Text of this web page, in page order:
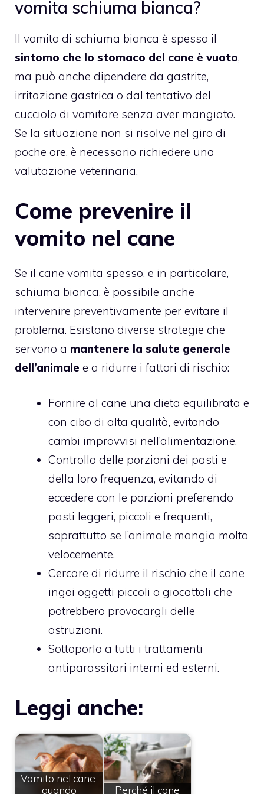
vomita schiuma bianca?
Il vomito di schiuma bianca è spesso il
sintomo che lo stomaco del cane è vuoto,
ma può anche dipendere da gastrite,
irritazione gastrica o dal tentativo del
cucciolo di vomitare senza aver mangiato.
Se la situazione non si risolve nel giro di
poche ore, è necessario richiedere una
valutazione veterinaria.
Come prevenire il
vomito nel cane
Se il cane vomita spesso, e in particolare,
schiuma bianca, è possibile anche
intervenire preventivamente per evitare il
problema. Esistono diverse strategie che
servono a mantenere la salute generale
dell’animale e a ridurre i fattori di rischio:
Fornire al cane una dieta equilibrata e
con cibo di alta qualità, evitando
cambi improvvisi nell’alimentazione.
Controllo delle porzioni dei pasti e
della loro frequenza, evitando di
eccedere con le porzioni preferendo
pasti leggeri, piccoli e frequenti,
soprattutto se l’animale mangia molto
velocemente.
Cercare di ridurre il rischio che il cane
ingoi oggetti piccoli o giocattoli che
potrebbero provocargli delle
ostruzioni.
Sottoporlo a tutti i trattamenti
antiparassitari interni ed esterni.
Leggi anche:
Vomito nel cane:
quando
Perché il cane